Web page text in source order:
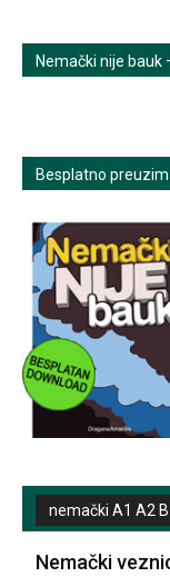
Nemački nije bauk
Besplatno
nemački A1 A2
Nemački